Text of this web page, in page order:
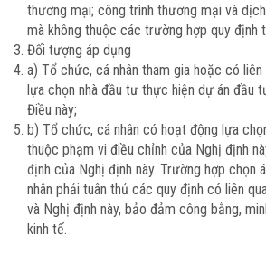
thương mại; công trình thương mại và
mà không thuộc các trường hợp quy định
Đối tượng áp dụng
a) Tổ chức, cá nhân tham gia hoặc có
lựa chọn nhà đầu tư thực hiện dự án đầu
Điều này;
b) Tổ chức, cá nhân có hoạt động lựa
thuộc phạm vi điều chỉnh của Nghị định
định của Nghị định này. Trường hợp chọn
nhân phải tuân thủ các quy định có liên
và Nghị định này, bảo đảm công bằng,
kinh tế.